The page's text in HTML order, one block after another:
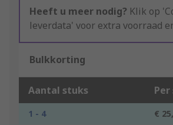
Heeft u meer nodig? Klik op
leverdata' voor extra voorraad
Bulkkorting
Aantal stuks
1 - 4
€